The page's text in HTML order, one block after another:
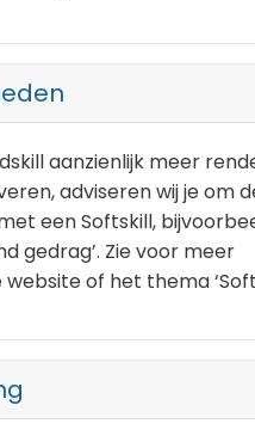
aanzienlijk meer
adviseren wij je om
een Softskill,
gedrag’. Zie voor meer
of het thema